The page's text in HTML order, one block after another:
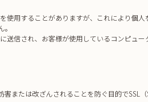
用することがありますが、これにより個人
信され、お客様が使用しているコンピュー
または改ざんされることを防ぐ目的でSSL